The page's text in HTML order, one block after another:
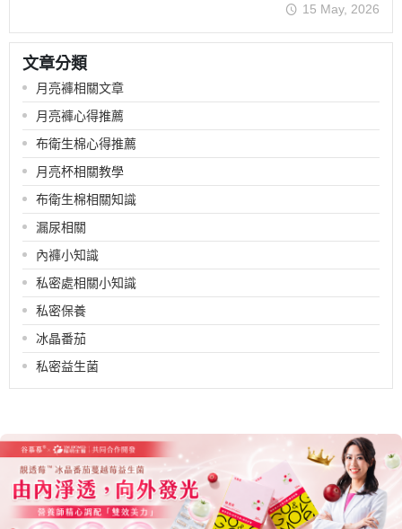
15 May, 2026
文章分類
月亮褲相關文章
月亮褲心得推薦
布衛生棉心得推薦
月亮杯相關教學
布衛生棉相關知識
漏尿相關
內褲小知識
私密處相關小知識
私密保養
冰晶番茄
私密益生菌